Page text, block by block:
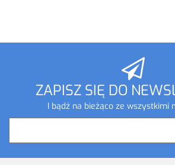
ZAPISZ SIĘ DO
I bądź na bieżąco ze wszystkimi